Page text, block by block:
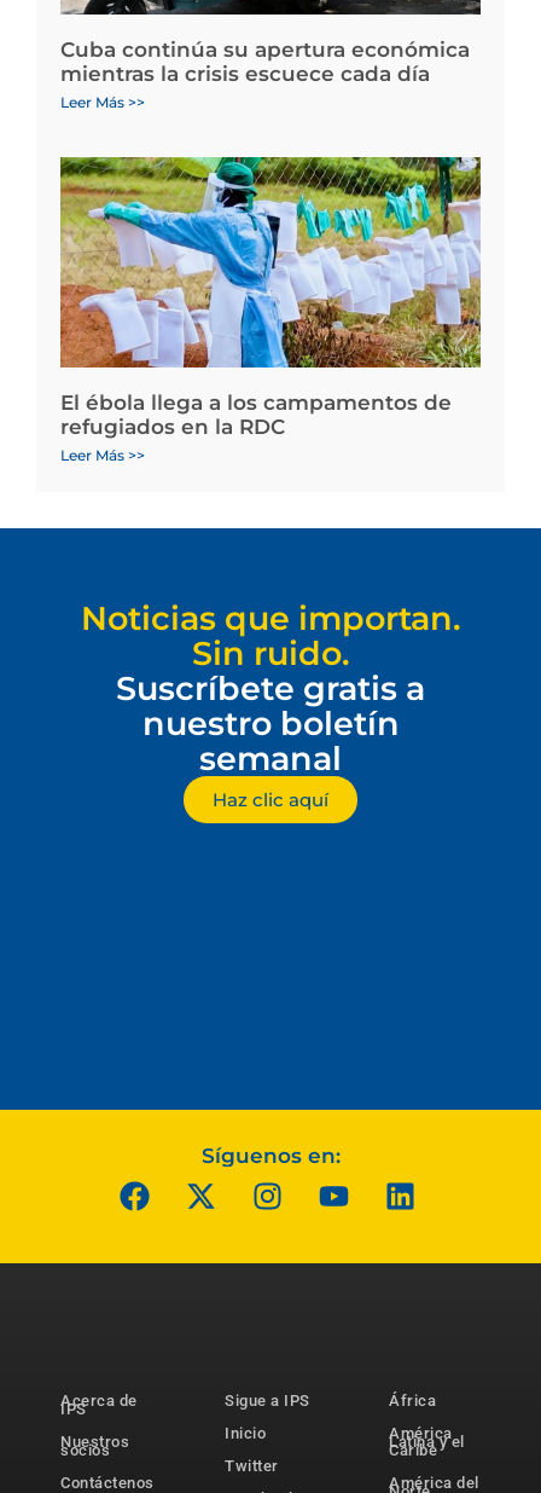
Cuba continúa su apertura económica
mientras la crisis escuece cada día
Leer Más >>
El ébola llega a los campamentos de
refugiados en la RDC
Leer Más >>
Noticias que importan.
Sin ruido.
Suscríbete gratis a
nuestro boletín
semanal
Haz clic aquí
Síguenos en:
Acerca de
IPS
Nuestros
socios
Contáctenos
Sigue a IPS
Inicio
Twitter
África
América
Latina y el
Caribe
América del